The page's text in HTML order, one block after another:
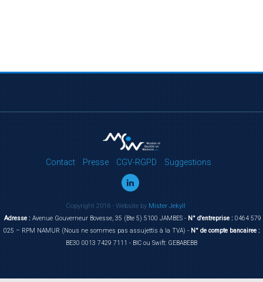
Contact Presse CGV-RGPD Suggestions
Copyright 2016 - Website byMister Jekyll
Adresse :Avenue Gouverneur Bovesse, 35 (Bte 5) 5100 JAMBES -N° d'entreprise :0464 579
025 – RPM NAMUR (Nous ne sommes pas assujettis à la TVA) -N° de compte bancairee :
BE30 0013 7429 7111 - BIC ou Swift: GEBABEBB